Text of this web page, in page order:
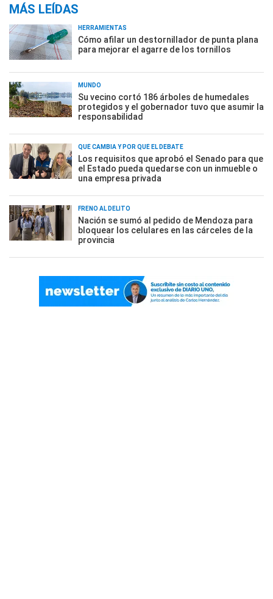
MÁS LEÍDAS
HERRAMIENTAS
Cómo afilar un destornillador de punta plana
para mejorar el agarre de los tornillos
MUNDO
Su vecino cortó 186 árboles de humedales
protegidos y el gobernador tuvo que asumir la
responsabilidad
QUÉ CAMBIA Y POR QUÉ EL DEBATE
Los requisitos que aprobó el Senado para que
el Estado pueda quedarse con un inmueble o
una empresa privada
FRENO AL DELITO
Nación se sumó al pedido de Mendoza para
bloquear los celulares en las cárceles de la
provincia